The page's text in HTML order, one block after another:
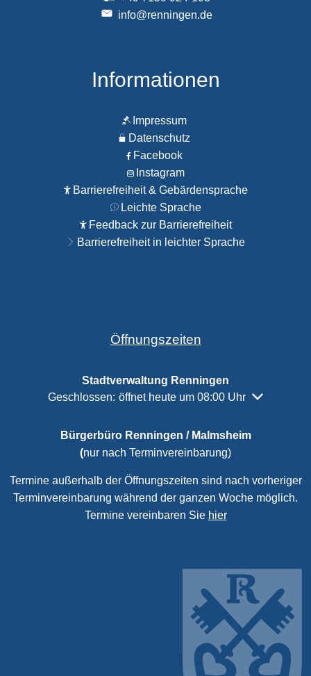
info@renningen.de
Informationen
Impressum
Datenschutz
Facebook
Instagram
Barrierefreiheit & Gebärdensprache
Leichte Sprache
Feedback zur Barrierefreiheit
Barrierefreiheit in leichter Sprache
Öffnungszeiten
Stadtverwaltung Renningen
Klicken, um weitere Öffnungs- oder Schließzeiten
Geschlossen: öffnet heute um 08:00 Uhr
Bürgerbüro Renningen / Malmsheim
(nur nach Terminvereinbarung)
Termine außerhalb der Öffnungszeiten sind nach vorheriger
Terminvereinbarung während der ganzen Woche möglich.
Termine vereinbaren Sie hier